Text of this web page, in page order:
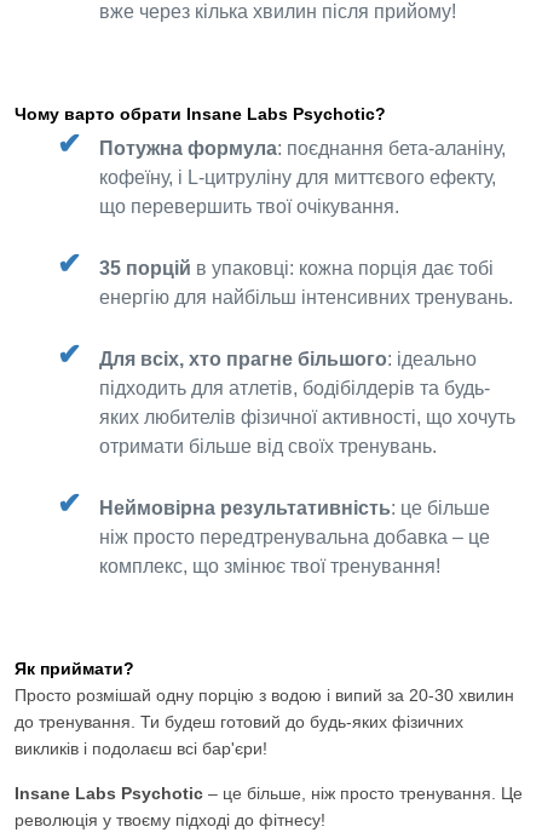
вже через кілька хвилин після прийому!
Чому варто обрати Insane Labs Psychotic?
Потужна формула: поєднання бета-аланіну,
кофеїну, і L-цитруліну для миттєвого ефекту,
що перевершить твої очікування.
35 порцій в упаковці: кожна порція дає тобі
енергію для найбільш інтенсивних тренувань.
Для всіх, хто прагне більшого: ідеально
підходить для атлетів, бодібілдерів та будь-
яких любителів фізичної активності, що хочуть
отримати більше від своїх тренувань.
Неймовірна результативність: це більше
ніж просто передтренувальна добавка – це
комплекс, що змінює твої тренування!
Як приймати?
Просто розмішай одну порцію з водою і випий за 20-30 хвилин
до тренування. Ти будеш готовий до будь-яких фізичних
викликів і подолаєш всі бар'єри!
Insane Labs Psychotic – це більше, ніж просто тренування. Це
революція у твоєму підході до фітнесу!